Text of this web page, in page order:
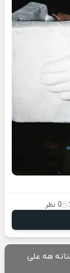
0 نظر
هه علی